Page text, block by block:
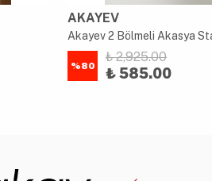
AKAYEV
%80
₺ 2,925.00
₺ 585.00